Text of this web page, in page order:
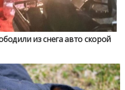
из снега авто скорой